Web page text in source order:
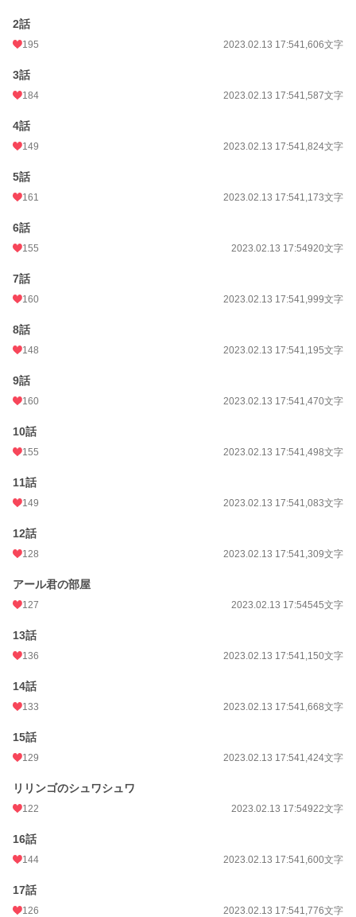
週間ポイント
月間ポイント
年間ポイント
累計ポイント
2話
195 2023.02.13 17:541,606文字
3話
184 2023.02.13 17:541,587文字
4話
149 2023.02.13 17:541,824文字
5話
161 2023.02.13 17:541,173文字
6話
155 2023.02.13 17:54920文字
7話
160 2023.02.13 17:541,999文字
8話
148 2023.02.13 17:541,195文字
9話
160 2023.02.13 17:541,470文字
10話
155 2023.02.13 17:541,498文字
11話
149 2023.02.13 17:541,083文字
12話
128 2023.02.13 17:541,309文字
アール君の部屋
127 2023.02.13 17:54545文字
13話
136 2023.02.13 17:541,150文字
14話
133 2023.02.13 17:541,668文字
15話
129 2023.02.13 17:541,424文字
リリンゴのシュワシュワ
122 2023.02.13 17:54922文字
16話
144 2023.02.13 17:541,600文字
17話
126 2023.02.13 17:541,776文字